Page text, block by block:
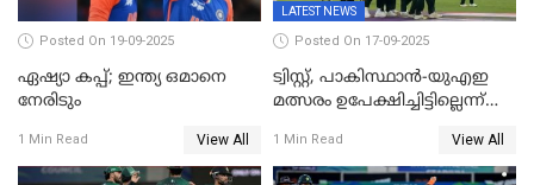
Posted On 19-09-2025
ഏഷ്യാ കപ്പ്; ഇന്ത്യ ഒമാനെ
നേരിടും
1 Min Read View All
LATEST NEWS
Posted On 17-09-2025
ട്വിസ്റ്റ്, പാകിസ്ഥാൻ-യുഎഇ
മത്സരം ഉപേക്ഷിച്ചിട്ടില്ലെന്ന്
വൈകും; പാക് ടീം ഹോട്ടലിൽ
നിന്ന് ഇറങ്ങിയതായി റിപ്പോർട്ട്
1 Min Read View All